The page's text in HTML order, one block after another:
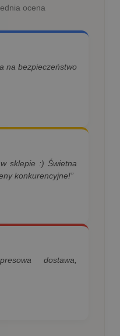
ocena
na bezpieczeństwo
sklepie :) Świetna
konkurencyjne!”
dostawa,